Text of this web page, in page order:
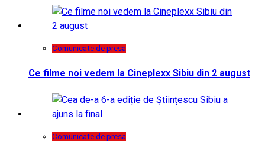
Comunicate de presa
Ce filme noi vedem la Cineplexx Sibiu din 2 august
Comunicate de presa